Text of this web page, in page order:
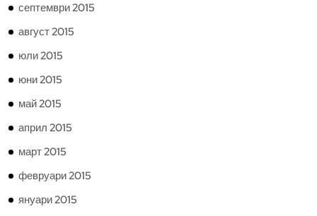
септември 2015
август 2015
юли 2015
юни 2015
май 2015
април 2015
март 2015
февруари 2015
януари 2015